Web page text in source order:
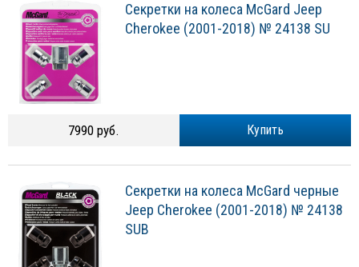
Секретки на колеса McGard Jeep
Cherokee (2001-2018) № 24138 SU
Купить
7990 руб.
Секретки на колеса McGard черные
Jeep Cherokee (2001-2018) № 24138
SUB